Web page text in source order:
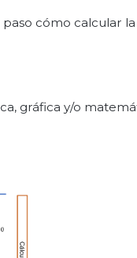
cómo calcular
gráfica y/o